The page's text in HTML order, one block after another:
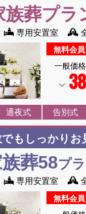
族葬プラ
専用安置室
無料会員
一般価格
通夜式 告別式
でもしっかりお
葬58プ
専用安置室
無料会員